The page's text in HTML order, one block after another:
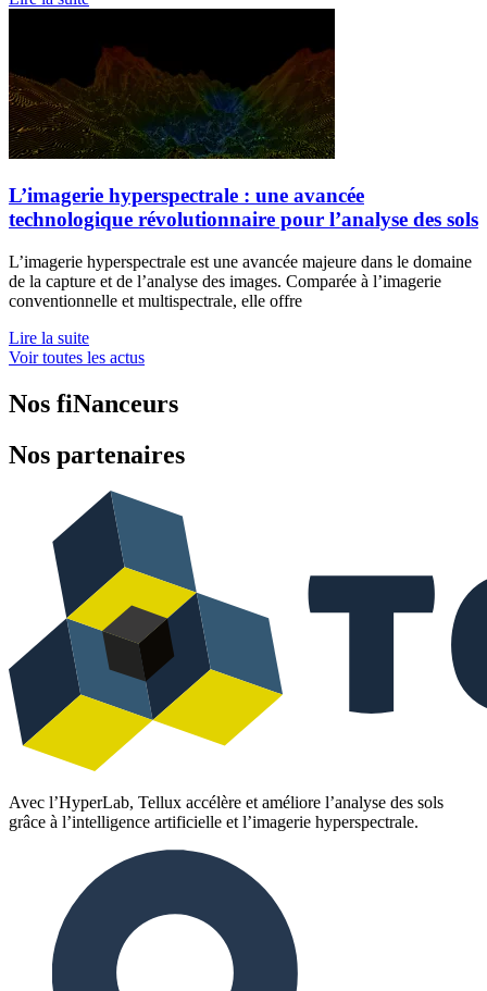
L’imagerie hyperspectrale : une avancée
technologique révolutionnaire pour l’analyse des sols
L’imagerie hyperspectrale est une avancée majeure dans le domaine
de la capture et de l’analyse des images. Comparée à l’imagerie
conventionnelle et multispectrale, elle offre
Lire la suite
Voir toutes les actus
Nos fiNanceurs
Nos partenaires
Avec l’HyperLab, Tellux accélère et améliore l’analyse des sols
grâce à l’intelligence artificielle et l’imagerie hyperspectrale.